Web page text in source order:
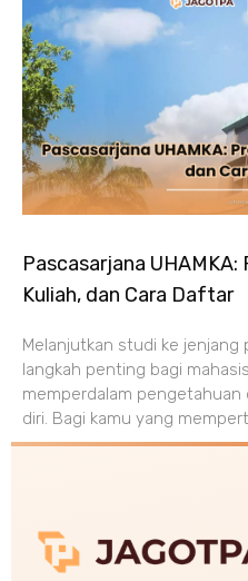
Pascasarjana UHAMKA:
Kuliah, dan Cara Daftar
Melanjutkan studi ke jenjang
langkah penting bagi
memperdalam pengetahuan
diri. Bagi kamu yang